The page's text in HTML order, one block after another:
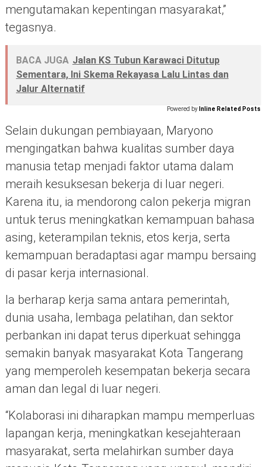
mengutamakan kepentingan masyarakat,”
tegasnya.
BACA JUGA Jalan KS Tubun Karawaci Ditutup
Sementara, Ini Skema Rekayasa Lalu Lintas dan
Jalur Alternatif
Powered by Inline Related Posts
Selain dukungan pembiayaan, Maryono
mengingatkan bahwa kualitas sumber daya
manusia tetap menjadi faktor utama dalam
meraih kesuksesan bekerja di luar negeri.
Karena itu, ia mendorong calon pekerja migran
untuk terus meningkatkan kemampuan bahasa
asing, keterampilan teknis, etos kerja, serta
kemampuan beradaptasi agar mampu bersaing
di pasar kerja internasional.
Ia berharap kerja sama antara pemerintah,
dunia usaha, lembaga pelatihan, dan sektor
perbankan ini dapat terus diperkuat sehingga
semakin banyak masyarakat Kota Tangerang
yang memperoleh kesempatan bekerja secara
aman dan legal di luar negeri.
“Kolaborasi ini diharapkan mampu memperluas
lapangan kerja, meningkatkan kesejahteraan
masyarakat, serta melahirkan sumber daya